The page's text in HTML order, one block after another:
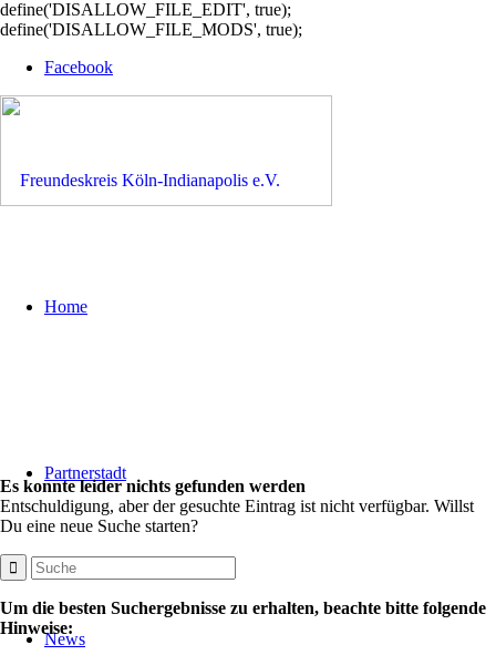
define('DISALLOW_FILE_EDIT', true);
define('DISALLOW_FILE_MODS', true);
Facebook
Home
Partnerstadt
News
Es konnte leider nichts gefunden werden
Entschuldigung, aber der gesuchte Eintrag ist nicht verfügbar. Willst
Du eine neue Suche starten?
Um die besten Suchergebnisse zu erhalten, beachte bitte folgende
Hinweise: